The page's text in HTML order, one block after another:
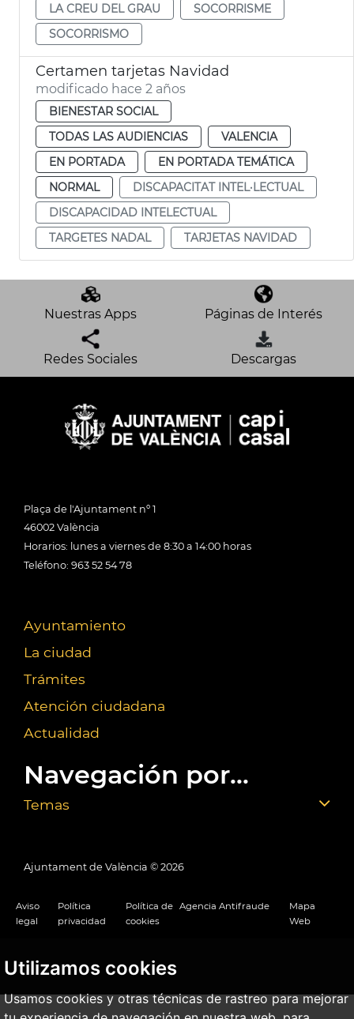
Utilizamos cookies
Usamos cookies y otras técnicas de rastreo para mejorar
LA CREU DEL GRAU
SOCORRISME
SOCORRISMO
Certamen tarjetas Navidad
modificado hace 2 años
BIENESTAR SOCIAL
TODAS LAS AUDIENCIAS
VALENCIA
EN PORTADA
EN PORTADA TEMÁTICA
NORMAL
DISCAPACITAT INTEL·LECTUAL
DISCAPACIDAD INTELECTUAL
TARGETES NADAL
TARJETAS NAVIDAD
Nuestras Apps Páginas de Interés
Redes Sociales Descargas
Plaça de l'Ajuntament nº 1
46002 València
Horarios: lunes a viernes de 8:30 a 14:00 horas
Teléfono: 963 52 54 78
Ayuntamiento
La ciudad
Trámites
Atención ciudadana
Actualidad
Navegación por...
Temas
Ajuntament de València © 2026
Aviso
legal
Política
privacidad
Política de
cookies
Agencia Antifraude
Mapa
Web